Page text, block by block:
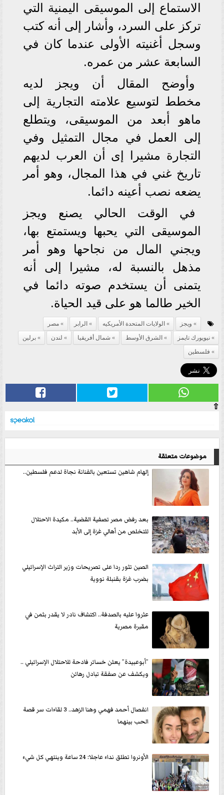
الاستماع إلى الموسيقى اليمنية التي
تركز على السرد، وأشار إلى أنه كتب
وسجل أغنيته الأولى عندما كان في
السابعة عشر من عمره.
وأوضح المقال أن ويجز لديه
مخطط لتوسيع علامته التجارية إلى
ماهو أبعد من الموسيقى، ويتطلع
إلى العمل في مجال التمثيل وفي
التجارة مشيرا إى أن العرب لديهم
تاريخ غني في هذا المجال، وهو أمر
يضعه نصب أعينه دائما.
في الوقت الحالي يصنع ويجز
الموسيقى التي يحبها ويستمتع بها،
ويجني المال من نجاحها وهو أمر
مذهل بالنسبة له، مشيرا إلى أنه
يتمنى أن يستخدم صوته دائما في
الخير طالما هو على قيد الحياة.
ويجز الولايات المتحدة الأمريكيه الرابر
مصر
نيويورك تايمز
الشرق الأوسط شمال أفريقيا لندن
برلين
فلسطين
⇧
موضوعات متعلقة
إلهام شاهين تستعين بالفنانة نجاة لدعم فلسطين..
بعد رفض مصر تصفية القضية.. مكيدة الاحتلال
للتخلص من أهالي غزة إلى الأبد
الصين تثور ردا على تصريحات وزير التراث الإسرائيلي
بضرب غزة بقنبلة نووية
عثروا عليه بالصدفة.. اكتشاف نادر لا يقدر بثمن في
مقبرة مصرية
”أبوعبيدة” يعلن خسائر فادحة للاحتلال الإسرائيلي ..
ويكشف عن صفقة تبادل رهائن
انفصال أحمد فهمي وهنا الزهد.. 3 لقاءات سر قصة
الحب بينهما
الأونروا تطلق نداء عاجلا: 24 ساعة وينتهي كل شيء